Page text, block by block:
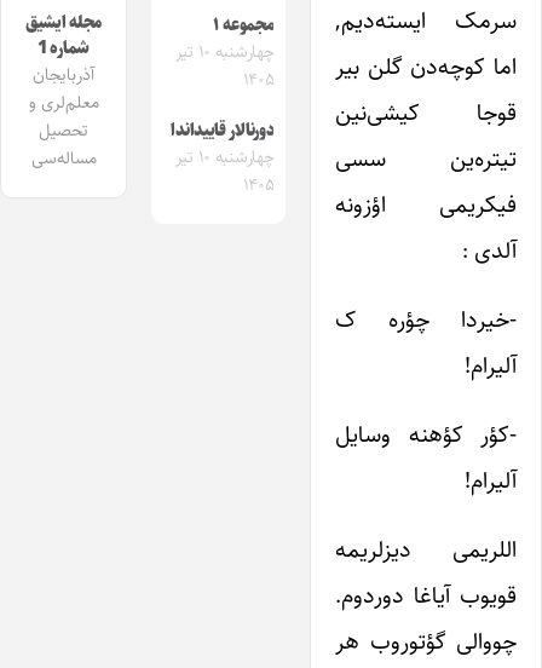
سرمک ایسته‌دیم,
اما کوچه‌دن گلن بیر
قوجا کیشی‌نین
تیتره‌ین سسی
فیکریمی اؤزونه
آلدی :
-خیردا چؤره ک
آلیرام!
-کؤر کؤهنه وسایل
آلیرام!
اللریمی دیزلریمه
قویوب آیاغا دوردوم.
چووالی گؤتوروب هر
مجموعه ۱
چهارشنبه ۱۰ تیر
۱۴۰۵
دورنالار قاییداندا
چهارشنبه ۱۰ تیر
۱۴۰۵
مجله ایشیق
شماره 1
آذربایجان
معلم‌لری و
تحصیل
مساله‌سی